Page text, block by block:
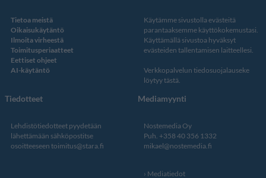
Tietoa meistä
Oikaisukäytäntö
Ilmoita virheestä
Toimitusperiaatteet
Eettiset ohjeet
AI-käytäntö
Käytämme sivustolla evästeitä
parantaaksemme käyttökokemustasi.
Käyttämällä sivustoa hyväksyt
evästeiden tallentamisen laitteellesi.
Verkkopalvelun tiedosuojalauseke
löytyy tästä
Tiedotteet
Lehdistötiedotteet pyydetään
lähettämään sähköpostitse
osoitteeseen toimitus@stara.fi
Mediamyynti
Nostemedia Oy
Puh. +358 40 356 1332
mikael@nostemedia.fi
Mediatiedot